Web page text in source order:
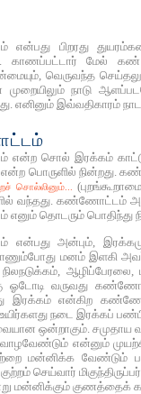
பிறரது
காணப்பட்டார்
வெருவந்த
முறையிலும் நாடு
எனினும் இவ்வதிகாரம்
சொல் இரக்கம்
பொருளில் நின்றது.
சொல்லினும்...
வந்தது. கண்ணோட்டம்
தொடரும் பொதிந்து
அன்பும்,
மனம் இளகி
ஆழிப்பேரலை,
ஓடோடி வருவது
இரக்கம் என்கிற
நடை இரக்கப்
ஒன்றாகும்.
என்னும்
மன்னிக்க
குற்றம் செய்வார்
மன்னிக்கும் குணத்தைக்